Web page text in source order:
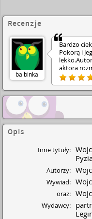
Recenzje
balbinka
Bardzo
Pokorą i
aktora
Opis
Inne tytuły:
Autorzy:
Wywiad:
oraz:
Wydawcy: